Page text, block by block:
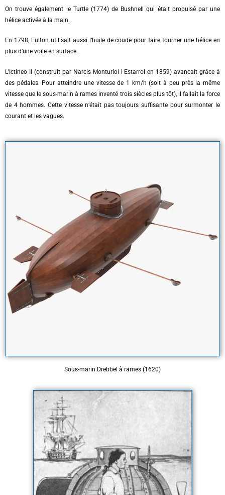
On trouve également le Turtle (1774) de Bushnell qui était propulsé par une
hélice activée à la main.
En 1798, Fulton utilisait aussi l’huile de coude pour faire tourner une hélice en
plus d’une voile en surface.
L’Ictíneo II (construit par Narcís Monturiol i Estarrol en 1859) avancait grâce à
des pédales. Pour atteindre une vitesse de 1 km/h (soit à peu près la même
vitesse que le sous-marin à rames inventé trois siècles plus tôt), il fallait la force
de 4 hommes. Cette vitesse n’était pas toujours suffisante pour surmonter le
courant et les vagues.
Sous-marin Drebbel à rames (1620)